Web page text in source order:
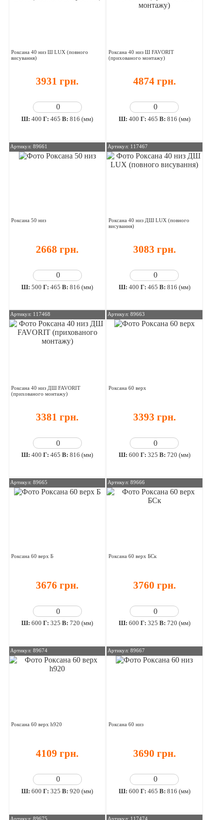
Роксана 40 низ Ш LUX (повного
висування)
3931 грн.
Ш:400 Г:465 В:816 (мм)
Роксана 40 низ Ш FAVORIT
(прихованого монтажу)
4874 грн.
Ш: 400 Г: 465 В: 816 (мм)
Артикул: 89661
Роксана 50 низ
2668 грн.
Ш:500 Г:465 В:816 (мм)
Артикул: 117467
Роксана 40 низ ДШ LUX (повного
висування)
3083 грн.
Ш: 400 Г: 465 В: 816 (мм)
Артикул: 117468
Роксана 40 низ ДШ FAVORIT
(прихованого монтажу)
3381 грн.
Ш:400 Г:465 В:816 (мм)
Артикул: 89663
Роксана 60 верх
3393 грн.
Ш: 600 Г: 325 В: 720 (мм)
Артикул: 89665
Роксана 60 верх Б
3676 грн.
Ш:600 Г:325 В:720 (мм)
Артикул: 89666
Роксана 60 верх БСк
3760 грн.
Ш: 600 Г: 325 В: 720 (мм)
Артикул: 89674
Роксана 60 верх h920
4109 грн.
Ш:600 Г:325 В:920 (мм)
Артикул: 89667
Роксана 60 низ
3690 грн.
Ш: 600 Г: 465 В: 816 (мм)
Артикул: 89675 Артикул: 117474